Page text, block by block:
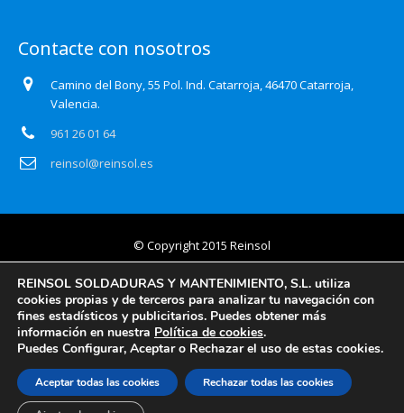
Contacte con nosotros
Camino del Bony, 55 Pol. Ind. Catarroja, 46470 Catarroja,
Valencia.
961 26 01 64
reinsol@reinsol.es
© Copyright 2015 Reinsol
Aviso legal
Política de privacidad
Certificado Auditoría Web
Información básica y detallada en protección de datos
REINSOL SOLDADURAS Y MANTENIMIENTO, S.L. utiliza
cookies propias y de terceros para analizar tu navegación con
fines estadísticos y publicitarios. Puedes obtener más
información en nuestra Política de cookies.
Puedes Configurar, Aceptar o Rechazar el uso de estas cookies.
Aceptar todas las cookies Rechazar todas las cookies